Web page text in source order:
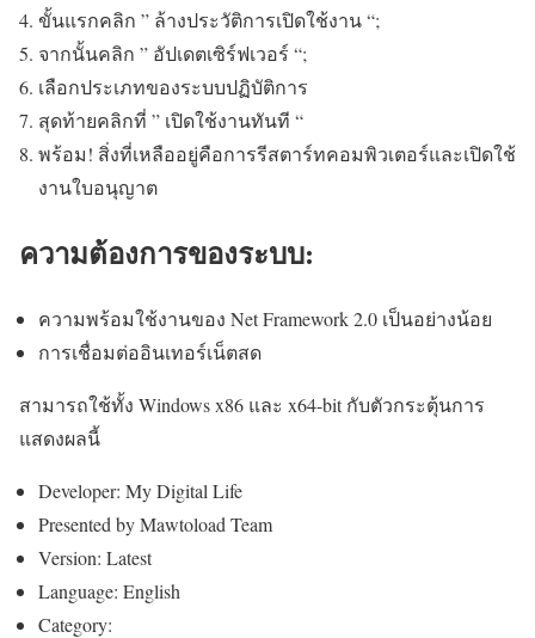
ขั้นแรกคลิก ” ล้างประวัติการเปิดใช้งาน “;
จากนั้นคลิก ” อัปเดตเซิร์ฟเวอร์ “;
เลือกประเภทของระบบปฏิบัติการ
สุดท้ายคลิกที่ ” เปิดใช้งานทันที “
พร้อม! สิ่งที่เหลืออยู่คือการรีสตาร์ทคอมพิวเตอร์และเปิดใช้
งานใบอนุญาต
ความต้องการของระบบ:
ความพร้อมใช้งานของ Net Framework 2.0 เป็นอย่างน้อย
การเชื่อมต่ออินเทอร์เน็ตสด
สามารถใช้ทั้ง Windows x86 และ x64-bit กับตัวกระตุ้นการ
แสดงผลนี้
Developer: My Digital Life
Presented by Mawtoload Team
Version: Latest
Language: English
Category: